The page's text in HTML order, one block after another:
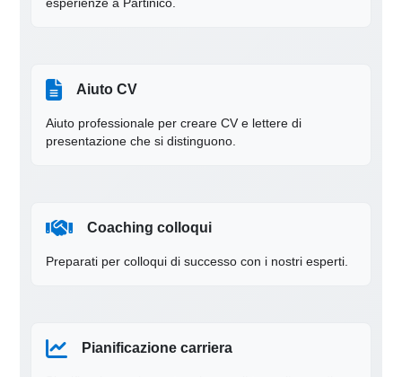
esperienze a Partinico.
Aiuto CV
Aiuto professionale per creare CV e lettere di
presentazione che si distinguono.
Coaching colloqui
Preparati per colloqui di successo con i nostri esperti.
Pianificazione carriera